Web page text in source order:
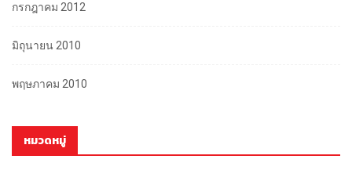
กรกฎาคม 2012
มิถุนายน 2010
พฤษภาคม 2010
หมวดหมู่